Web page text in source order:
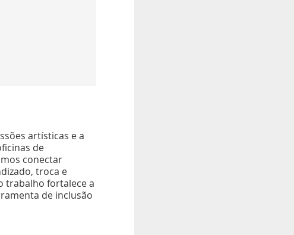
artísticas e a
de
conectar
troca e
trabalho fortalece a
de inclusão